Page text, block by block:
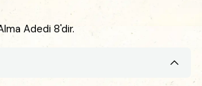
Adedi 8'dir.